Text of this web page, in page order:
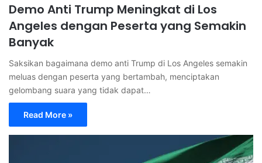
Demo Anti Trump Meningkat di Los
Angeles dengan Peserta yang Semakin
Banyak
Saksikan bagaimana demo anti Trump di Los Angeles semakin
meluas dengan peserta yang bertambah, menciptakan
gelombang suara yang tidak dapat…
Read More »